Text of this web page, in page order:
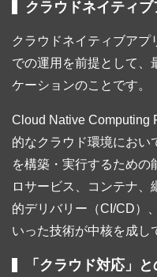
クラウドネイティ
クラウドネイティブアプ
での運用を前提として、
ケーションのことです。
Cloud Native Computing
的なクラウド環境におい
を構築・実行するための
ロサービス、コンテナ
的デリバリー（CI/CD）
いった技術が中核を成し
「クラウド対応」